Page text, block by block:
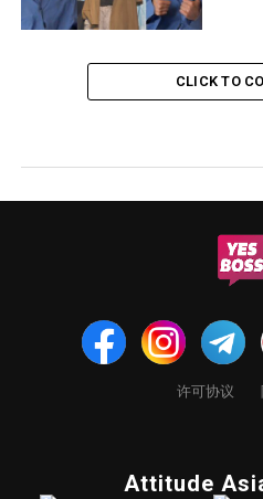
CLICK TO
许可协议
Attitude